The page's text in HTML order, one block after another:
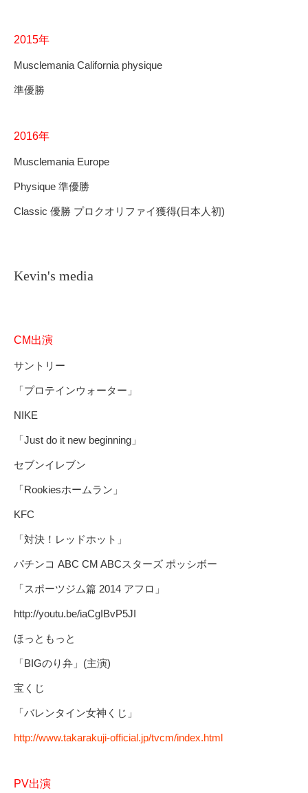
2015年
Musclemania California physique
準優勝
2016年
Musclemania Europe
Physique 準優勝
Classic 優勝 プロクオリファイ獲得(日本人初)
Kevin's media
CM出演
サントリー
「プロテインウォーター」
NIKE
「Just do it new beginning」
セブンイレブン
「Rookiesホームラン」
KFC
「対決！レッドホット」
パチンコ ABC CM ABCスターズ ポッシボー
「スポーツジム篇 2014 アフロ」
http://youtu.be/iaCgIBvP5JI
ほっともっと
「BIGのり弁」(主演)
宝くじ
「バレンタイン女神くじ」
http://www.takarakuji-official.jp/tvcm/index.html
PV出演